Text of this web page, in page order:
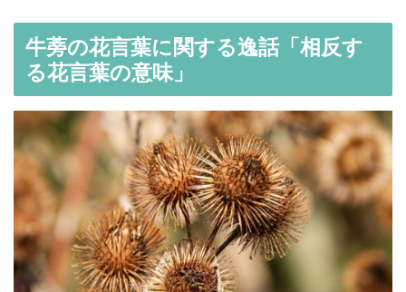
牛蒡の花言葉に関する逸話「相反す
る花言葉の意味」